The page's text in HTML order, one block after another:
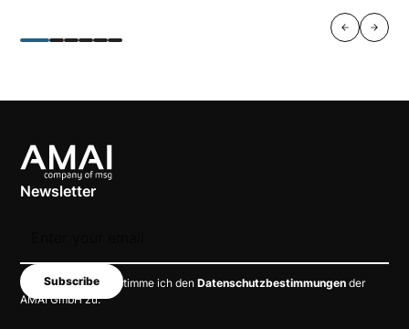
Newsletter
Mit dem Absenden stimme ich denDatenschutzbestimmungender
AMAI GmbH zu.